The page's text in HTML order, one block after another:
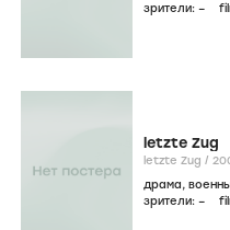
зрители: –
letzte Zug
letzte Zug /
драма,
зрители: –